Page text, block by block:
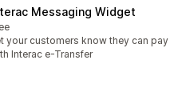
Messaging Widget
your customers know they can pay
Interac e-Transfer